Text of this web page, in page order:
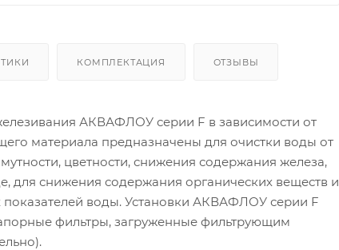
КОМПЛЕКТАЦИЯ ОТЗЫВЫ
АКВАФЛОУ серии F в зависимости от
материала предназначены для очистки воды от
цветности, снижения содержания железа,
для снижения содержания органических веществ и
показателей воды. Установки АКВАФЛОУ серии F
фильтры, загруженные фильтрующим